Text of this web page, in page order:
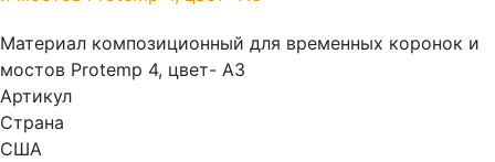
Материал композиционный для временных коронок и
мостов Protemp 4, цвет- А3
Артикул
Страна
США